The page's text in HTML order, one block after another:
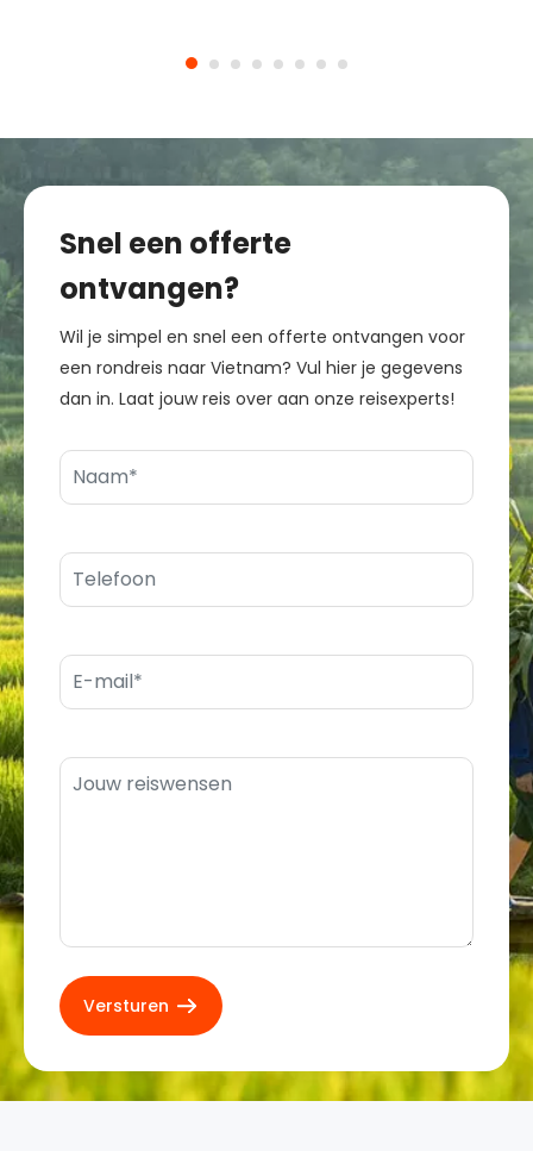
Snel een offerte
ontvangen?
Wil je simpel en snel een offerte ontvangen voor
een rondreis naar Vietnam? Vul hier je gegevens
dan in. Laat jouw reis over aan onze reisexperts!